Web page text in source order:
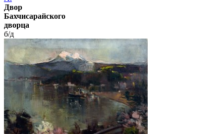
Двор
Бахчисарайского
дворца
б/д